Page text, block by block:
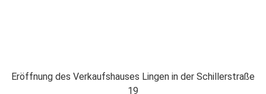
Eröffnung des Verkaufshauses Lingen in der Schillerstraße
19